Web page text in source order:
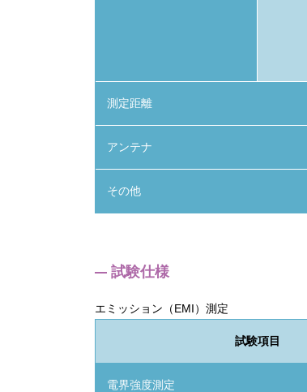
測定距離
アンテナ
その他
試験仕様
エミッション（EMI）測定
試験項目
電界強度測定